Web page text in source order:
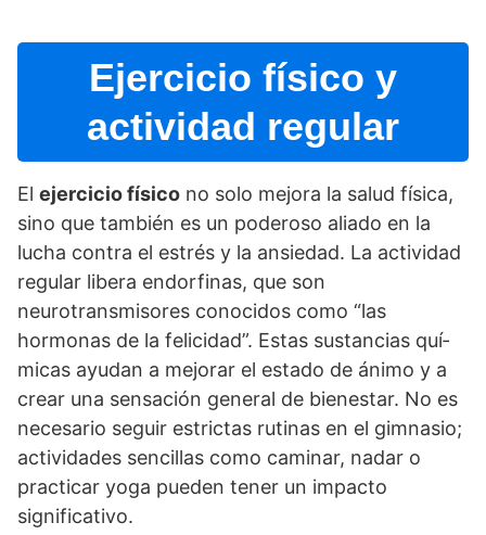
Ejercicio fí­sico y
actividad regular
El ejercicio fí­sico no solo mejora la salud fí­sica,
sino que también es un poderoso aliado en la
lucha contra el estrés y la ansiedad. La actividad
regular libera endorfinas, que son
neurotransmisores conocidos como “las
hormonas de la felicidad”. Estas sustancias quí­
micas ayudan a mejorar el estado de ánimo y a
crear una sensación general de bienestar. No es
necesario seguir estrictas rutinas en el gimnasio;
actividades sencillas como caminar, nadar o
practicar yoga pueden tener un impacto
significativo.